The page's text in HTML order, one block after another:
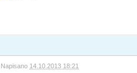
Napisano 14.10.2013 18:21